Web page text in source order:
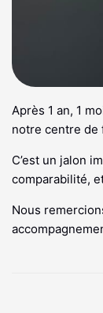
Après 1 an, 1
notre centre de
C’est un jalon
comparabilité,
Nous